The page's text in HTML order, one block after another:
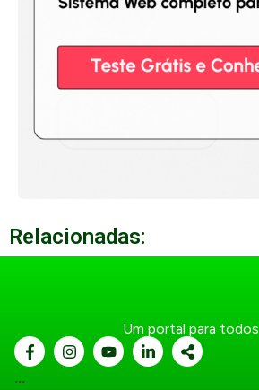
Relacionadas:
Um portal para todos
...